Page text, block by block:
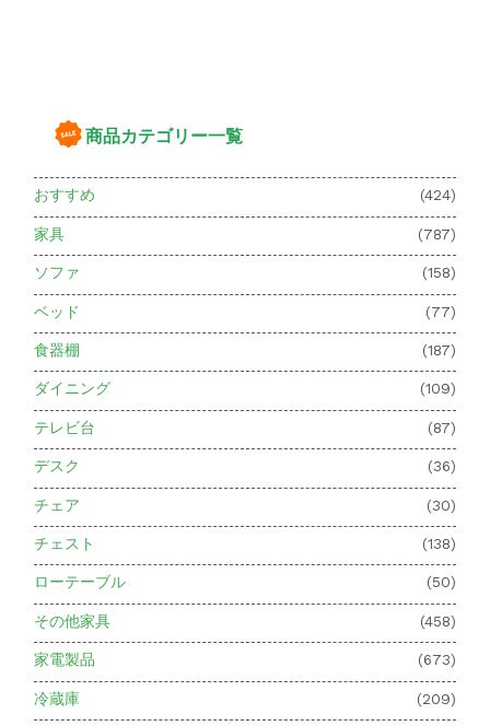
商品カテゴリー一覧
おすすめ (424)
家具 (787)
ソファ (158)
ベッド (77)
食器棚 (187)
ダイニング (109)
テレビ台 (87)
デスク (36)
チェア (30)
チェスト (138)
ローテーブル (50)
その他家具 (458)
家電製品 (673)
冷蔵庫 (209)